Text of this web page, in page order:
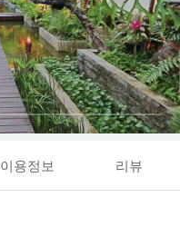
이용정보 리뷰